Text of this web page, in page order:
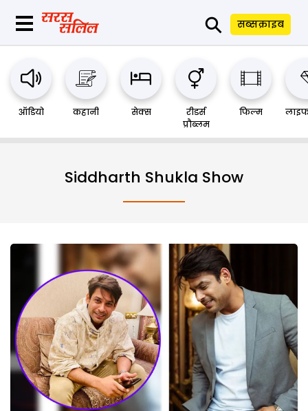
⚲ सब्सक्राइब
ऑडियो कहानी सेक्स
रीडर्स
प्रौब्लम
फिल्म
Siddharth Shukla Show